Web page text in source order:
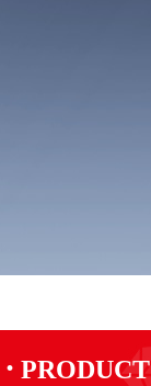
· PRODUCT